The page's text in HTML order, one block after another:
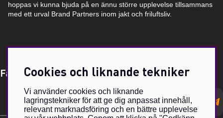
hoppas vi kunna bjuda på en ännu större upplevelse tillsammans
med ett urval Brand Partners inom jakt och friluftsliv.
Få Magasin Vildmarken direkt till din e-post!*
postadress
Cookies och liknande tekniker
Vi använder cookies och liknande
lagringstekniker för att ge dig anpassat innehåll,
relevant marknadsföring och en bättre upplevelse